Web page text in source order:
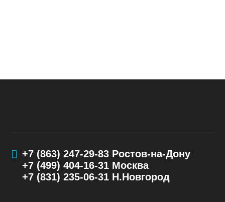
+7 (863) 247-29-83Ростов-на-Дону
+7 (499) 404-16-31Москва
+7 (831) 235-06-31Н.Новгород